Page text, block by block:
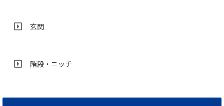
玄関
階段・ニッチ